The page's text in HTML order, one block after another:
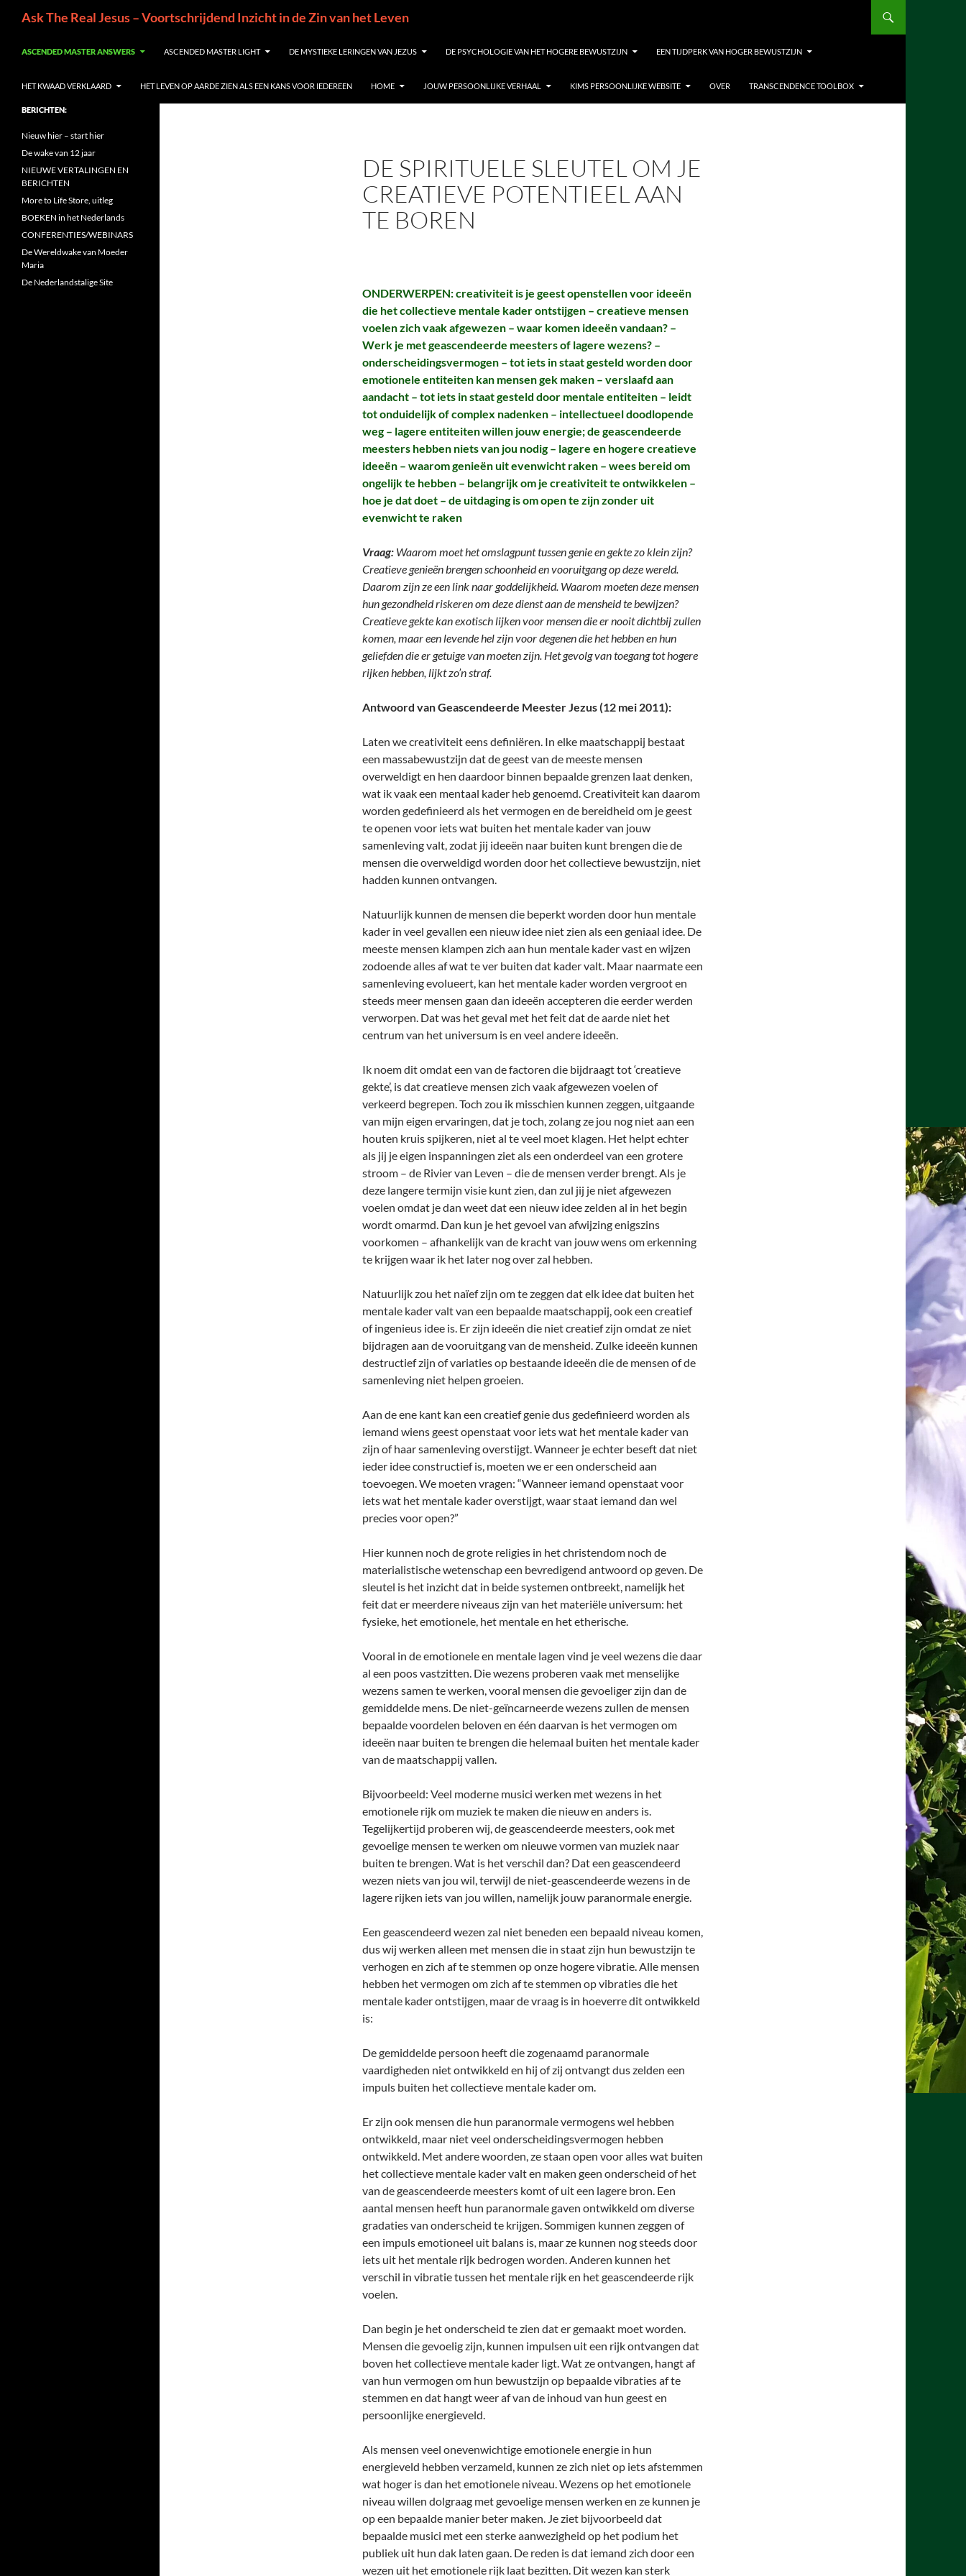
inhoud
Ask The Real Jesus – Voortschrijdend Inzicht in de Zin van het Leven
ASCENDED MASTER ANSWERS ASCENDED MASTER LIGHT DE MYSTIEKE LERINGEN VAN JEZUS DE PSYCHOLOGIE VAN HET HOGERE BEWUSTZIJN EEN TIJDPERK VAN HOGER BEWUSTZIJN
HET KWAAD VERKLAARD HET LEVEN OP AARDE ZIEN ALS EEN KANS VOOR IEDEREEN HOME JOUW PERSOONLIJKE VERHAAL KIMS PERSOONLIJKE WEBSITE OVER TRANSCENDENCE TOOLBOX
DE SPIRITUELE SLEUTEL OM JE
CREATIEVE POTENTIEEL AAN
TE BOREN
ONDERWERPEN: creativiteit is je geest openstellen voor ideeën
die het collectieve mentale kader ontstijgen – creatieve mensen
voelen zich vaak afgewezen – waar komen ideeën vandaan? –
Werk je met geascendeerde meesters of lagere wezens? –
onderscheidingsvermogen – tot iets in staat gesteld worden door
emotionele entiteiten kan mensen gek maken – verslaafd aan
aandacht – tot iets in staat gesteld door mentale entiteiten – leidt
tot onduidelijk of complex nadenken – intellectueel doodlopende
weg – lagere entiteiten willen jouw energie; de geascendeerde
meesters hebben niets van jou nodig – lagere en hogere creatieve
ideeën – waarom genieën uit evenwicht raken – wees bereid om
ongelijk te hebben – belangrijk om je creativiteit te ontwikkelen –
hoe je dat doet – de uitdaging is om open te zijn zonder uit
evenwicht te raken
Vraag: Waarom moet het omslagpunt tussen genie en gekte zo klein zijn?
Creatieve genieën brengen schoonheid en vooruitgang op deze wereld.
Daarom zijn ze een link naar goddelijkheid. Waarom moeten deze mensen
hun gezondheid riskeren om deze dienst aan de mensheid te bewijzen?
Creatieve gekte kan exotisch lijken voor mensen die er nooit dichtbij zullen
komen, maar een levende hel zijn voor degenen die het hebben en hun
geliefden die er getuige van moeten zijn. Het gevolg van toegang tot hogere
rijken hebben, lijkt zo’n straf.
Antwoord van Geascendeerde Meester Jezus (12 mei 2011):
Laten we creativiteit eens definiëren. In elke maatschappij bestaat
een massabewustzijn dat de geest van de meeste mensen
overweldigt en hen daardoor binnen bepaalde grenzen laat denken,
wat ik vaak een mentaal kader heb genoemd. Creativiteit kan daarom
worden gedefinieerd als het vermogen en de bereidheid om je geest
te openen voor iets wat buiten het mentale kader van jouw
samenleving valt, zodat jij ideeën naar buiten kunt brengen die de
mensen die overweldigd worden door het collectieve bewustzijn, niet
hadden kunnen ontvangen.
Natuurlijk kunnen de mensen die beperkt worden door hun mentale
kader in veel gevallen een nieuw idee niet zien als een geniaal idee. De
meeste mensen klampen zich aan hun mentale kader vast en wijzen
zodoende alles af wat te ver buiten dat kader valt. Maar naarmate een
samenleving evolueert, kan het mentale kader worden vergroot en
steeds meer mensen gaan dan ideeën accepteren die eerder werden
verworpen. Dat was het geval met het feit dat de aarde niet het
centrum van het universum is en veel andere ideeën.
Ik noem dit omdat een van de factoren die bijdraagt tot ‘creatieve
gekte’, is dat creatieve mensen zich vaak afgewezen voelen of
verkeerd begrepen. Toch zou ik misschien kunnen zeggen, uitgaande
van mijn eigen ervaringen, dat je toch, zolang ze jou nog niet aan een
houten kruis spijkeren, niet al te veel moet klagen. Het helpt echter
als jij je eigen inspanningen ziet als een onderdeel van een grotere
stroom – de Rivier van Leven – die de mensen verder brengt. Als je
deze langere termijn visie kunt zien, dan zul jij je niet afgewezen
voelen omdat je dan weet dat een nieuw idee zelden al in het begin
wordt omarmd. Dan kun je het gevoel van afwijzing enigszins
voorkomen – afhankelijk van de kracht van jouw wens om erkenning
te krijgen waar ik het later nog over zal hebben.
Natuurlijk zou het naïef zijn om te zeggen dat elk idee dat buiten het
mentale kader valt van een bepaalde maatschappij, ook een creatief
of ingenieus idee is. Er zijn ideeën die niet creatief zijn omdat ze niet
bijdragen aan de vooruitgang van de mensheid. Zulke ideeën kunnen
destructief zijn of variaties op bestaande ideeën die de mensen of de
samenleving niet helpen groeien.
Aan de ene kant kan een creatief genie dus gedefinieerd worden als
iemand wiens geest openstaat voor iets wat het mentale kader van
zijn of haar samenleving overstijgt. Wanneer je echter beseft dat niet
ieder idee constructief is, moeten we er een onderscheid aan
toevoegen. We moeten vragen: “Wanneer iemand openstaat voor
iets wat het mentale kader overstijgt, waar staat iemand dan wel
precies voor open?”
Hier kunnen noch de grote religies in het christendom noch de
materialistische wetenschap een bevredigend antwoord op geven. De
sleutel is het inzicht dat in beide systemen ontbreekt, namelijk het
feit dat er meerdere niveaus zijn van het materiële universum: het
fysieke, het emotionele, het mentale en het etherische.
Vooral in de emotionele en mentale lagen vind je veel wezens die daar
al een poos vastzitten. Die wezens proberen vaak met menselijke
wezens samen te werken, vooral mensen die gevoeliger zijn dan de
gemiddelde mens. De niet-geïncarneerde wezens zullen de mensen
bepaalde voordelen beloven en één daarvan is het vermogen om
ideeën naar buiten te brengen die helemaal buiten het mentale kader
van de maatschappij vallen.
Bijvoorbeeld: Veel moderne musici werken met wezens in het
emotionele rijk om muziek te maken die nieuw en anders is.
Tegelijkertijd proberen wij, de geascendeerde meesters, ook met
gevoelige mensen te werken om nieuwe vormen van muziek naar
buiten te brengen. Wat is het verschil dan? Dat een geascendeerd
wezen niets van jou wil, terwijl de niet-geascendeerde wezens in de
lagere rijken iets van jou willen, namelijk jouw paranormale energie.
Een geascendeerd wezen zal niet beneden een bepaald niveau komen,
dus wij werken alleen met mensen die in staat zijn hun bewustzijn te
verhogen en zich af te stemmen op onze hogere vibratie. Alle mensen
hebben het vermogen om zich af te stemmen op vibraties die het
mentale kader ontstijgen, maar de vraag is in hoeverre dit ontwikkeld
is:
De gemiddelde persoon heeft die zogenaamd paranormale
vaardigheden niet ontwikkeld en hij of zij ontvangt dus zelden een
impuls buiten het collectieve mentale kader om.
Er zijn ook mensen die hun paranormale vermogens wel hebben
ontwikkeld, maar niet veel onderscheidingsvermogen hebben
ontwikkeld. Met andere woorden, ze staan open voor alles wat buiten
het collectieve mentale kader valt en maken geen onderscheid of het
van de geascendeerde meesters komt of uit een lagere bron. Een
aantal mensen heeft hun paranormale gaven ontwikkeld om diverse
gradaties van onderscheid te krijgen. Sommigen kunnen zeggen of
een impuls emotioneel uit balans is, maar ze kunnen nog steeds door
iets uit het mentale rijk bedrogen worden. Anderen kunnen het
verschil in vibratie tussen het mentale rijk en het geascendeerde rijk
voelen.
Dan begin je het onderscheid te zien dat er gemaakt moet worden.
Mensen die gevoelig zijn, kunnen impulsen uit een rijk ontvangen dat
boven het collectieve mentale kader ligt. Wat ze ontvangen, hangt af
van hun vermogen om hun bewustzijn op bepaalde vibraties af te
stemmen en dat hangt weer af van de inhoud van hun geest en
persoonlijke energieveld.
Als mensen veel onevenwichtige emotionele energie in hun
energieveld hebben verzameld, kunnen ze zich niet op iets afstemmen
wat hoger is dan het emotionele niveau. Wezens op het emotionele
niveau willen dolgraag met gevoelige mensen werken en ze kunnen je
op een bepaalde manier beter maken. Je ziet bijvoorbeeld dat
bepaalde musici met een sterke aanwezigheid op het podium het
publiek uit hun dak laten gaan. De reden is dat iemand zich door een
wezen uit het emotionele rijk laat bezitten. Dit wezen kan sterk
BERICHTEN:
Nieuw hier – start hier
De wake van 12 jaar
NIEUWE VERTALINGEN EN
BERICHTEN
More to Life Store, uitleg
BOEKEN in het Nederlands
CONFERENTIES/WEBINARS
De Wereldwake van Moeder
Maria
De Nederlandstalige Site